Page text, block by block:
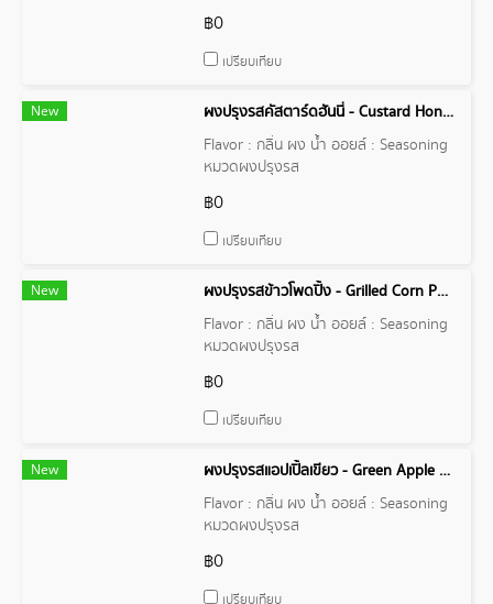
฿0
เปรียบเทียบ
New
ผงปรุงรสคัสตาร์ดฮันนี่ - Custard Honey Powder Flavor
Flavor : กลิ่น ผง น้ำ ออยล์ : Seasoning
หมวดผงปรุงรส
฿0
เปรียบเทียบ
New
ผงปรุงรสข้าวโพดปิ้ง - Grilled Corn Powder Flavor
Flavor : กลิ่น ผง น้ำ ออยล์ : Seasoning
หมวดผงปรุงรส
฿0
เปรียบเทียบ
New
ผงปรุงรสแอปเปิ้ลเขียว - Green Apple Powder Flavor
Flavor : กลิ่น ผง น้ำ ออยล์ : Seasoning
หมวดผงปรุงรส
฿0
เปรียบเทียบ